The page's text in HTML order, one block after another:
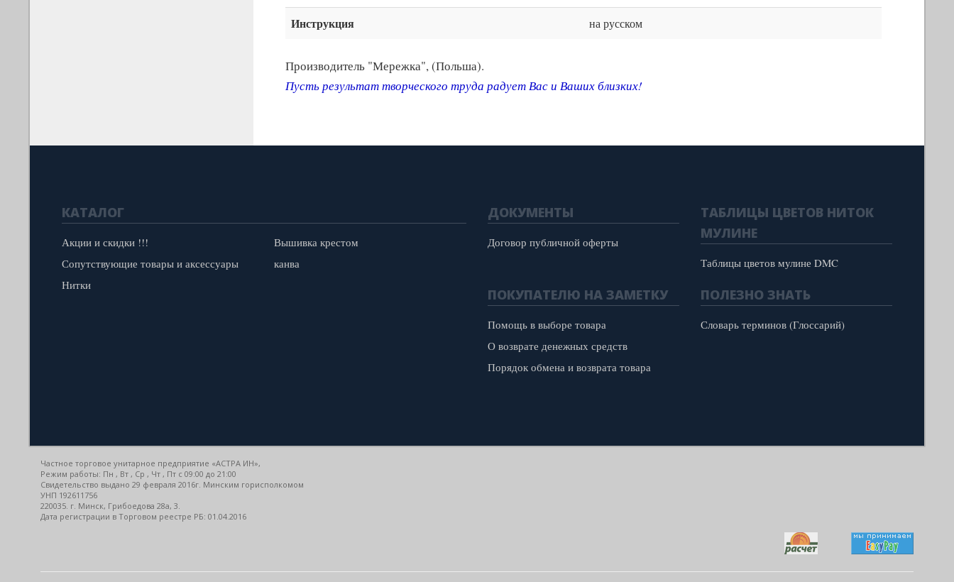
Инструкция на русском
Производитель "Мережка", (Польша).
Пусть результат творческого труда радует Вас и Ваших близких!
КАТАЛОГ
Акции и скидки !!!
Вышивка крестом
Сопутствующие товары и аксессуары
канва
Нитки
ДОКУМЕНТЫ
Договор публичной оферты
ТАБЛИЦЫ ЦВЕТОВ НИТОК
МУЛИНЕ
Таблицы цветов мулине DMC
ПОКУПАТЕЛЮ НА ЗАМЕТКУ
Помощь в выборе товара
О возврате денежных средств
Порядок обмена и возврата товара
ПОЛЕЗНО ЗНАТЬ
Словарь терминов (Глоссарий)
Частное торговое унитарное предприятие «АСТРА ИН»,
Режим работы: Пн , Вт , Ср , Чт , Пт c 09:00 до 21:00
Свидетельство выдано 29 февраля 2016г. Минским горисполкомом
УНП 192611756
220035. г. Минск, Грибоедова 28а, 3.
Дата регистрации в Торговом реестре РБ: 01.04.2016